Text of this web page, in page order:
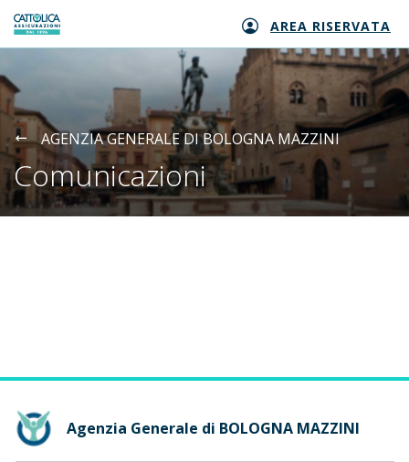
Generali logo AREA RISERVATA
AGENZIA GENERALE DI BOLOGNA MAZZINI
Comunicazioni
Agenzia Generale di BOLOGNA MAZZINI